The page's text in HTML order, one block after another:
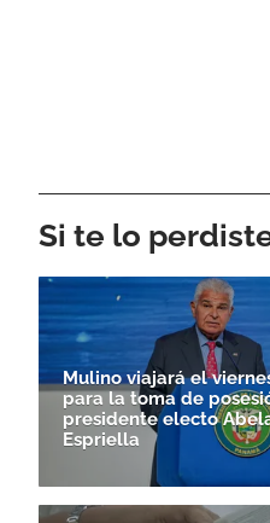
Si te lo
Mulino viajará el
para la toma de
presidente electo
Espriella